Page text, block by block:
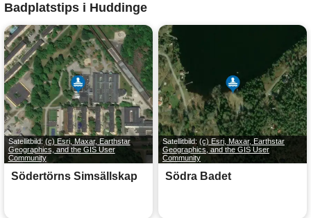
Badplatstips i Huddinge
Satellitbild: (c) Esri, Maxar, Earthstar
Geographics, and the GIS User
Community
Södertörns Simsällskap
Satellitbild: (c) Esri, Maxar, Earthstar
Geographics, and the GIS User
Community
Södra Badet